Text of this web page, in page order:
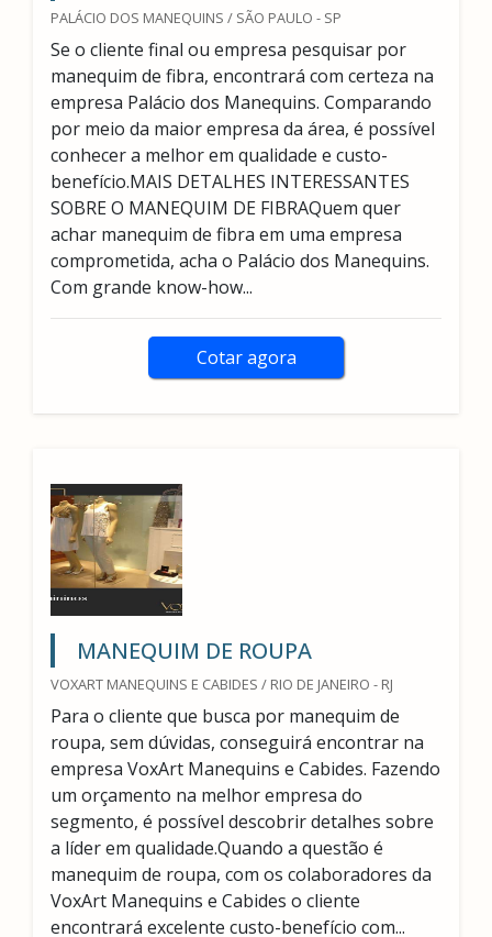
PALÁCIO DOS MANEQUINS / SÃO PAULO - SP
Se o cliente final ou empresa pesquisar por
manequim de fibra, encontrará com certeza na
empresa Palácio dos Manequins. Comparando
por meio da maior empresa da área, é possível
conhecer a melhor em qualidade e custo-
benefício.MAIS DETALHES INTERESSANTES
SOBRE O MANEQUIM DE FIBRAQuem quer
achar manequim de fibra em uma empresa
comprometida, acha o Palácio dos Manequins.
Com grande know-how...
Cotar agora
MANEQUIM DE ROUPA
VOXART MANEQUINS E CABIDES / RIO DE JANEIRO - RJ
Para o cliente que busca por manequim de
roupa, sem dúvidas, conseguirá encontrar na
empresa VoxArt Manequins e Cabides. Fazendo
um orçamento na melhor empresa do
segmento, é possível descobrir detalhes sobre
a líder em qualidade.Quando a questão é
manequim de roupa, com os colaboradores da
VoxArt Manequins e Cabides o cliente
encontrará excelente custo-benefício com...